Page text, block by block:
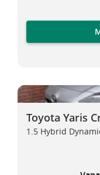
Toyota Yaris Cross
Toyota Yaris
1.5 Hybrid